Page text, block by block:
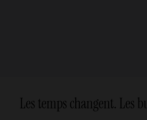
Les temps changent. Les